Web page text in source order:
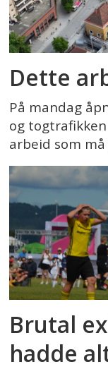
Dette
På mandag
og
arbeid som må
Brutal
hadde